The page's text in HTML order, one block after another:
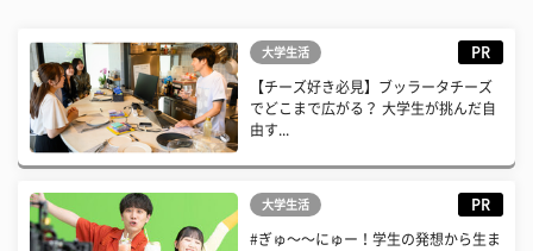
大学生活 PR
【チーズ好き必見】ブッラータチーズ
でどこまで広がる？ 大学生が挑んだ自
由す...
大学生活 PR
#ぎゅ〜〜にゅー！学生の発想から生ま